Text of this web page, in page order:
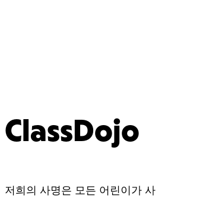
ClassDojo
저희의 사명은 모든 어린이가 사